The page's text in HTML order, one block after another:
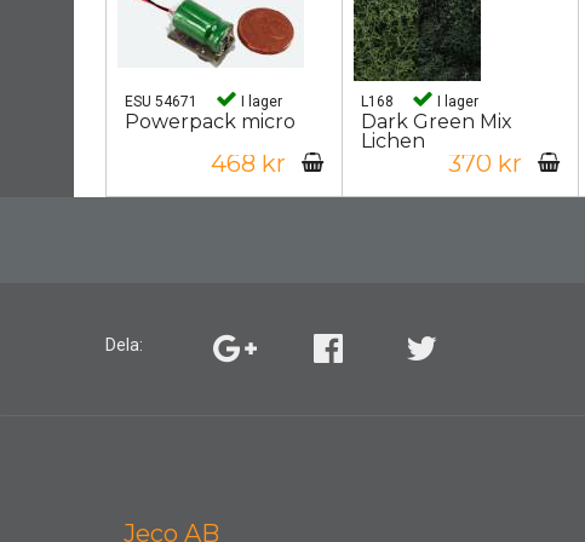
ESU 54671 I lager
Powerpack micro
468 kr
L168 I lager
Dark Green Mix
Lichen
370 kr
Dela:
Jeco AB